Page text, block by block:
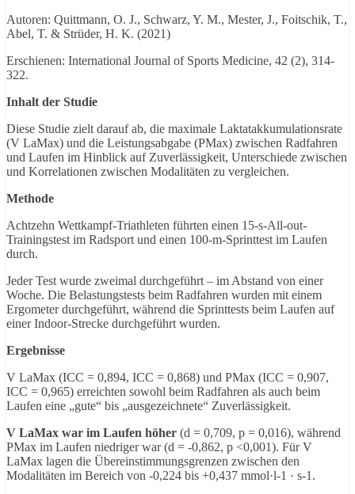
Autoren: Quittmann, O. J., Schwarz, Y. M., Mester, J., Foitschik, T.,
Abel, T. & Strüder, H. K. (2021)
Erschienen: International Journal of Sports Medicine, 42 (2), 314-
322.
Inhalt der Studie
Diese Studie zielt darauf ab, die maximale Laktatakkumulationsrate
(V LaMax) und die Leistungsabgabe (PMax) zwischen Radfahren
und Laufen im Hinblick auf Zuverlässigkeit, Unterschiede zwischen
und Korrelationen zwischen Modalitäten zu vergleichen.
Methode
Achtzehn Wettkampf-Triathleten führten einen 15-s-All-out-
Trainingstest im Radsport und einen 100-m-Sprinttest im Laufen
durch.
Jeder Test wurde zweimal durchgeführt – im Abstand von einer
Woche. Die Belastungstests beim Radfahren wurden mit einem
Ergometer durchgeführt, während die Sprinttests beim Laufen auf
einer Indoor-Strecke durchgeführt wurden.
Ergebnisse
V LaMax (ICC = 0,894, ICC = 0,868) und PMax (ICC = 0,907,
ICC = 0,965) erreichten sowohl beim Radfahren als auch beim
Laufen eine „gute“ bis „ausgezeichnete“ Zuverlässigkeit.
V LaMax war im Laufen höher (d = 0,709, p = 0,016), während
PMax im Laufen niedriger war (d = -0,862, p <0,001). Für V
LaMax lagen die Übereinstimmungsgrenzen zwischen den
Modalitäten im Bereich von -0,224 bis +0,437 mmol·l-1 · s-1.